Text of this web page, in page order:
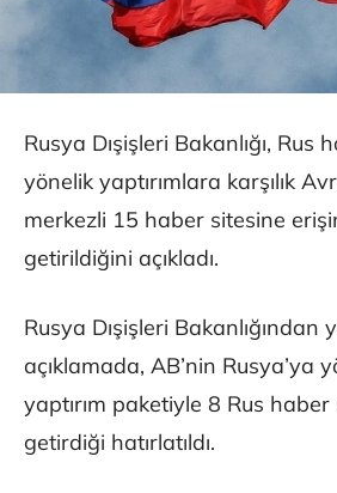
Rusya Dışişleri Bakanlığı, Rus
yönelik yaptırımlara karşılık
merkezli 15 haber sitesine
getirildiğini açıkladı.
Rusya Dışişleri Bakanlığından
açıklamada, AB’nin Rusya’ya
yaptırım paketiyle 8 Rus haber
getirdiği hatırlatıldı.